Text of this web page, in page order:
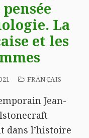
La
et les
FRANÇAIS
Jean-
dans l’histoire